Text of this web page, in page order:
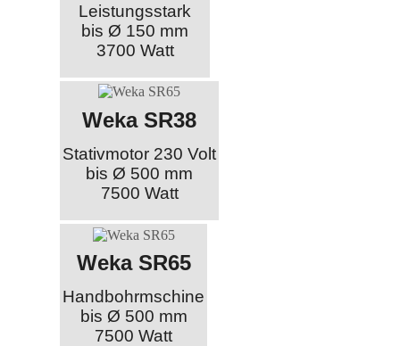
Leistungsstark
bis Ø 150 mm
3700 Watt
Weka SR38
Stativmotor 230 Volt
bis Ø 500 mm
7500 Watt
Weka SR65
Handbohrmschine
bis Ø 500 mm
7500 Watt